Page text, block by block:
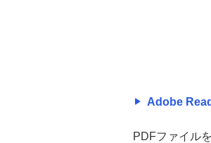
Adobe
PDFファイル